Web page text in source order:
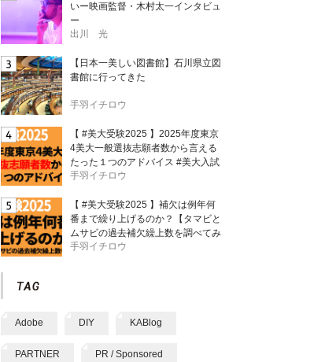
いー映画監督・木村太一インタビュ
ー
出川 光
【日本一美しい図書館】石川県立図
書館に行ってきた
手羽イチロウ
【 #美大受験2025 】2025年度東京
4美大一般選抜志願者数から言える
たった１つのアドバイス #美大入試
手羽イチロウ
【 #美大受験2025 】補欠は例年何
番まで繰り上げるのか？【タマビと
ムサビの過去補欠繰上数を調べてみ
た】
手羽イチロウ
Adobe DIY KABlog
PARTNER PR / Sponsored